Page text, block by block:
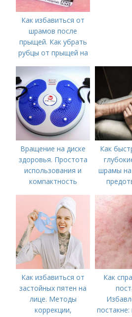
Как избавиться от
шрамов после
прыщей. Как убрать
рубцы от прыщей на
Вращение на диске
здоровья. Простота
использования и
компактность
Как
шрамы
Как избавиться от
застойных пятен на
лице. Методы
коррекции,
Как